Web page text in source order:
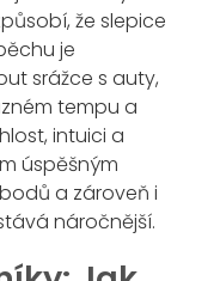
že slepice
je
srážce s auty,
tempu a
intuici a
úspěšným
a zároveň i
náročnější.